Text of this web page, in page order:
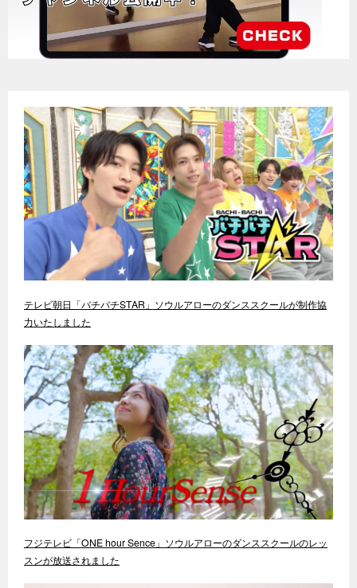
テレビ朝日「バチバチSTAR」ソウルアローのダンススクールが制作協
力いたしました
フジテレビ「ONE hour Sence」ソウルアローのダンススクールのレッ
スンが放送されました